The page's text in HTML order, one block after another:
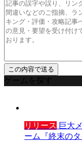
ゲームを探す
リリース 巨大
ーム『終末の